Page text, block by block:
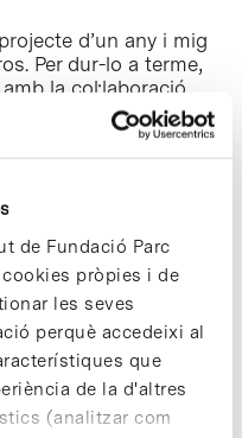
de Fundació Parc
pròpies i de
les seves
perquè accedeixi al
que
de la d'altres
(analitzar com
d’un any i mig
Per dur-lo a terme,
la col·laboració
Clínic de Barcelona
la Plataforma de
Rovira i Virgili